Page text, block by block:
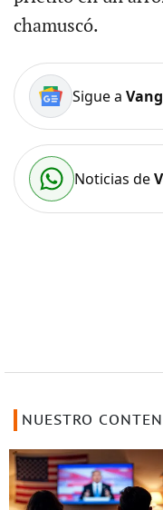
chamuscó.
Sigue a
Noticias de
NUESTRO